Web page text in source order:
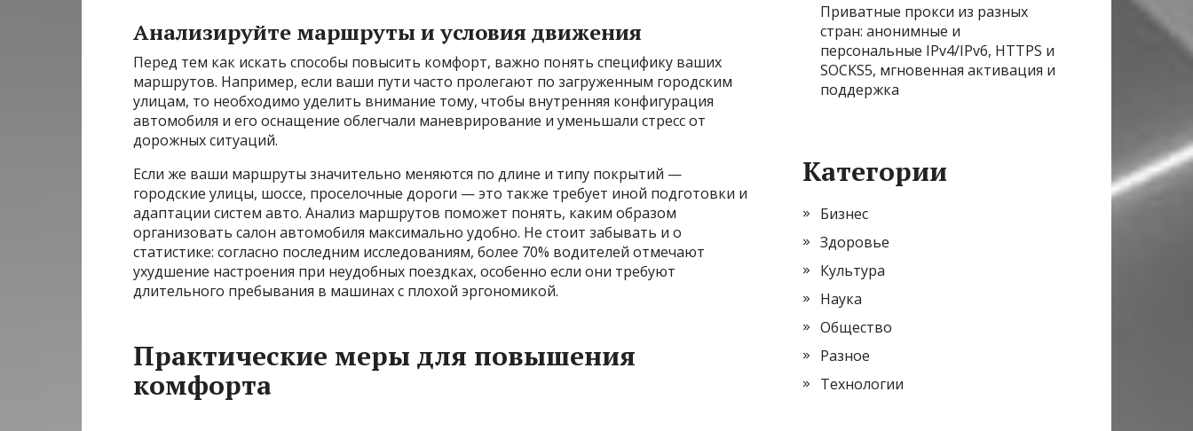
Анализируйте маршруты и условия движения
Перед тем как искать способы повысить комфорт, важно понять специфику ваших
маршрутов. Например, если ваши пути часто пролегают по загруженным городским
улицам, то необходимо уделить внимание тому, чтобы внутренняя конфигурация
автомобиля и его оснащение облегчали маневрирование и уменьшали стресс от
дорожных ситуаций.
Если же ваши маршруты значительно меняются по длине и типу покрытий —
городские улицы, шоссе, проселочные дороги — это также требует иной подготовки и
адаптации систем авто. Анализ маршрутов поможет понять, каким образом
организовать салон автомобиля максимально удобно. Не стоит забывать и о
статистике: согласно последним исследованиям, более 70% водителей отмечают
ухудшение настроения при неудобных поездках, особенно если они требуют
длительного пребывания в машинах с плохой эргономикой.
Практические меры для повышения
комфорта
Приватные прокси из разных
стран: анонимные и
персональные IPv4/IPv6, HTTPS и
SOCKS5, мгновенная активация и
поддержка
Категории
Бизнес
Здоровье
Культура
Наука
Общество
Разное
Технологии